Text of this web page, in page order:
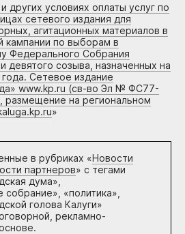
других условиях оплаты услуг по
сетевого издания для
агитационных материалов в
кампании по выборам в
Федерального Собрания
девятого созыва, назначенных на
Сетевое издание
www.kp.ru (св-во Эл № ФС77-
размещение на региональном
»
в рубриках «Новости
партнеров» с тегами
дума»,
собрание», «политика»,
голова Калуги»
рекламно-